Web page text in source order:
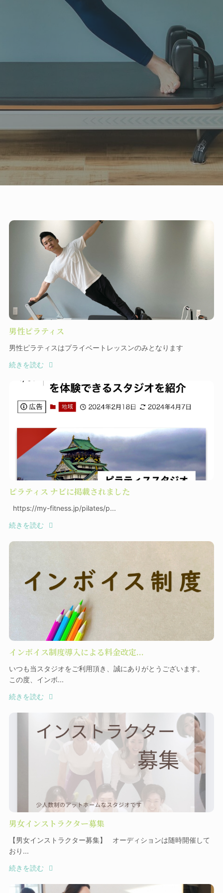
男性ピラティス
男性ピラティスはプライベートレッスンのみとなります
続きを読む
ピラティス ナビに掲載されました
https://my-fitness.jp/pilates/p...
続きを読む
インボイス制度導入による料金改定...
いつも当スタジオをご利用頂き、誠にありがとうございます。 ⁡
この度、インボ...
続きを読む
男女インストラクター募集
【男女インストラクター募集】 オーディションは随時開催して
おり...
続きを読む